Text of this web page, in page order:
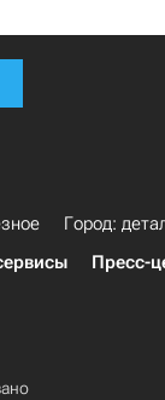
Город:
Пресс-